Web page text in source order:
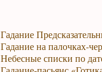
Гадание
Гадание на палочках-
Небесные списки по